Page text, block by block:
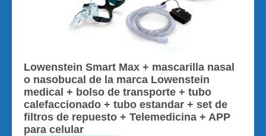
Lowenstein Smart Max + mascarilla nasal
o nasobucal de la marca Lowenstein
medical + bolso de transporte + tubo
calefaccionado + tubo estandar + set de
filtros de repuesto + Telemedicina + APP
para celular